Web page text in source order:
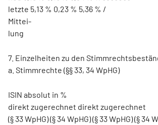
letzte 5,13 % 0,23 % 5,36 % /
Mittei-
lung
7. Einzelheiten zu den
a. Stimmrechte (§§ 33, 34 WpHG)
ISIN absolut in %
direkt zugerechnet direkt zugerechnet
(§ 33 WpHG) (§ 34 WpHG) (§ 33 WpHG) (§ 34